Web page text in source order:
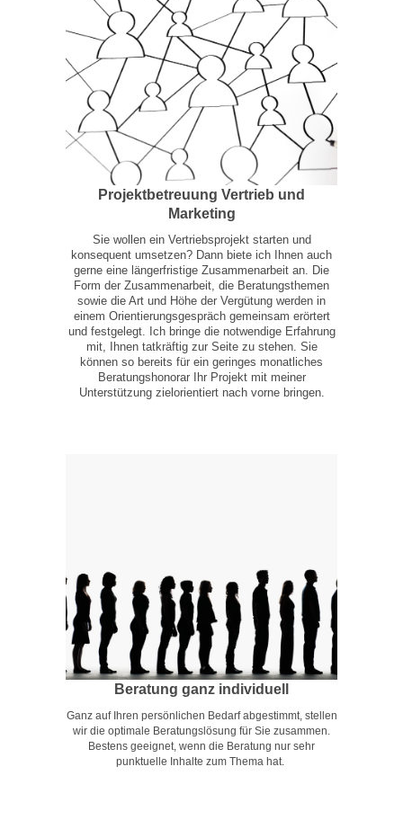
Projektbetreuung Vertrieb und
Marketing
Sie wollen ein Vertriebsprojekt starten und
konsequent umsetzen? Dann biete ich Ihnen auch
gerne eine längerfristige Zusammenarbeit an. Die
Form der Zusammenarbeit, die Beratungsthemen
sowie die Art und Höhe der Vergütung werden in
einem Orientierungsgespräch gemeinsam erörtert
und festgelegt. Ich bringe die notwendige Erfahrung
mit, Ihnen tatkräftig zur Seite zu stehen. Sie
können so bereits für ein geringes monatliches
Beratungshonorar Ihr Projekt mit meiner
Unterstützung zielorientiert nach vorne bringen.
Beratung ganz individuell
Ganz auf Ihren persönlichen Bedarf abgestimmt, stellen
wir die optimale Beratungslösung für Sie zusammen.
Bestens geeignet, wenn die Beratung nur sehr
punktuelle Inhalte zum Thema hat.